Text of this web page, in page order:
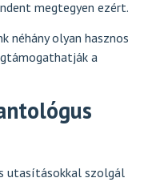
megtegyen ezért.
néhány olyan hasznos
a
utasításokkal szolgál